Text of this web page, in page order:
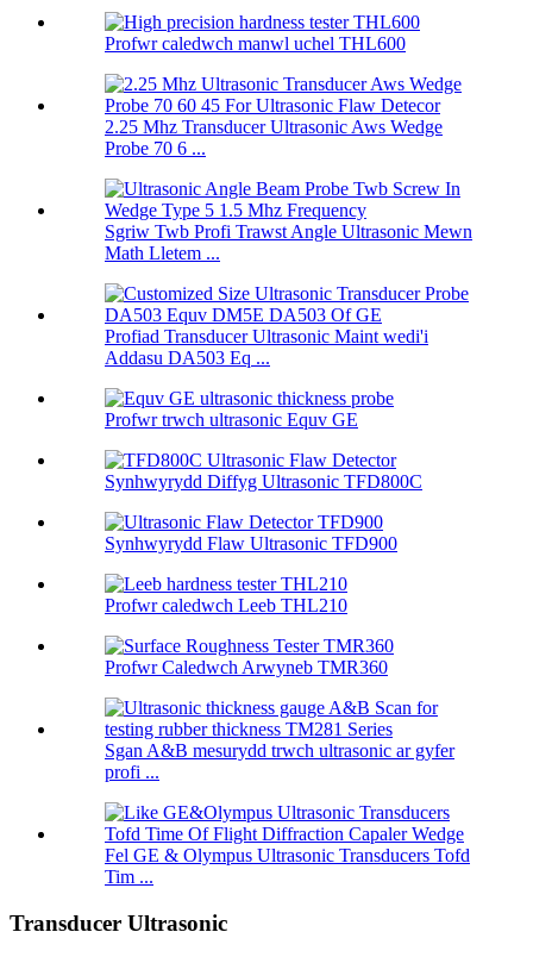
Profwr caledwch manwl uchel THL600
2.25 Mhz Transducer Ultrasonic Aws Wedge
Probe 70 6 ...
Sgriw Twb Profi Trawst Angle Ultrasonic Mewn
Math Lletem ...
Profiad Transducer Ultrasonic Maint wedi'i
Addasu DA503 Eq ...
Profwr trwch ultrasonic Equv GE
Synhwyrydd Diffyg Ultrasonic TFD800C
Synhwyrydd Flaw Ultrasonic TFD900
Profwr caledwch Leeb THL210
Profwr Caledwch Arwyneb TMR360
Sgan A&B mesurydd trwch ultrasonic ar gyfer
profi ...
Fel GE & Olympus Ultrasonic Transducers Tofd
Tim ...
Transducer Ultrasonic